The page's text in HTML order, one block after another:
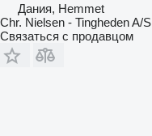
Дания, Hemmet
Chr. Nielsen - Tingheden A/S
Связаться с продавцом